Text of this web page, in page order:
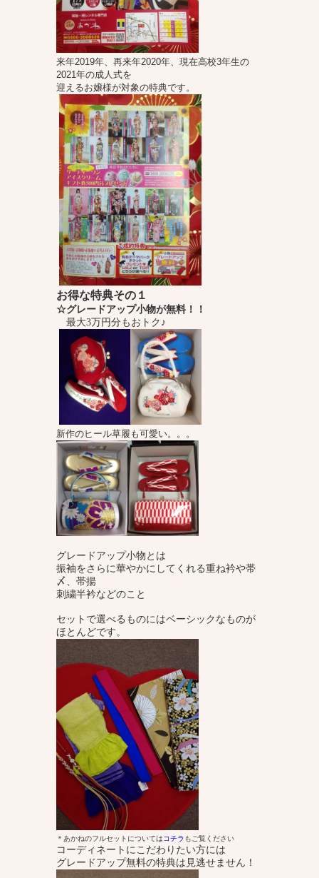
来年2019年、再来年2020年、現在高校3年生の
2021年の成人式を
迎えるお嬢様が対象の特典です。
お得な特典その１
☆グレードアップ小物が無料！！
最大3万円分もおトク♪
新作のヒール草履も可愛い。。。
グレードアップ小物とは
振袖をさらに華やかにしてくれる重ね衿や帯
〆、帯揚
刺繍半衿などのこと
セットで選べるものにはベーシッ クなものが
ほとんどです。
＊あかねのフルセットについてはコチラ もご覧ください
コーディネートにこだわりたい方には
グレードアップ無料の特典は見逃せません！